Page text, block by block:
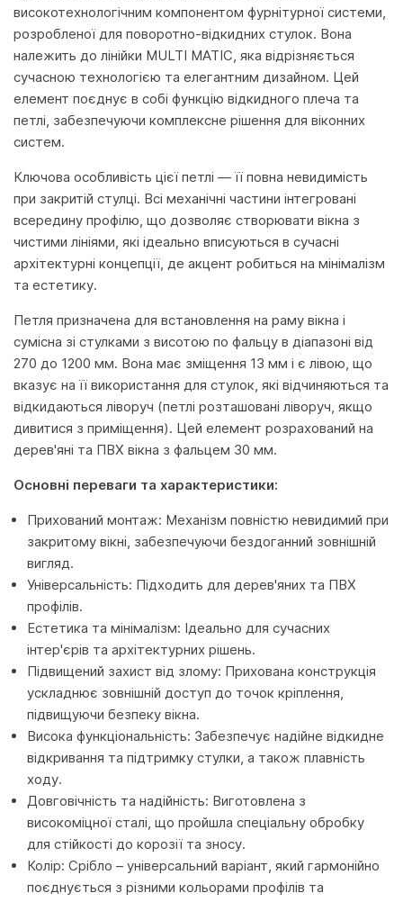
високотехнологічним компонентом фурнітурної системи,
розробленої для поворотно-відкидних стулок. Вона
належить до лінійки MULTI MATIC, яка відрізняється
сучасною технологією та елегантним дизайном. Цей
елемент поєднує в собі функцію відкидного плеча та
петлі, забезпечуючи комплексне рішення для віконних
систем.
Ключова особливість цієї петлі — її повна невидимість
при закритій стулці. Всі механічні частини інтегровані
всередину профілю, що дозволяє створювати вікна з
чистими лініями, які ідеально вписуються в сучасні
архітектурні концепції, де акцент робиться на мінімалізм
та естетику.
Петля призначена для встановлення на раму вікна і
сумісна зі стулками з висотою по фальцу в діапазоні від
270 до 1200 мм. Вона має зміщення 13 мм і є лівою, що
вказує на її використання для стулок, які відчиняються та
відкидаються ліворуч (петлі розташовані ліворуч, якщо
дивитися з приміщення). Цей елемент розрахований на
дерев'яні та ПВХ вікна з фальцем 30 мм.
Основні переваги та характеристики:
Прихований монтаж: Механізм повністю невидимий при
закритому вікні, забезпечуючи бездоганний зовнішній
вигляд.
Універсальність: Підходить для дерев'яних та ПВХ
профілів.
Естетика та мінімалізм: Ідеально для сучасних
інтер'єрів та архітектурних рішень.
Підвищений захист від злому: Прихована конструкція
ускладнює зовнішній доступ до точок кріплення,
підвищуючи безпеку вікна.
Висока функціональність: Забезпечує надійне відкидне
відкривання та підтримку стулки, а також плавність
ходу.
Довговічність та надійність: Виготовлена з
високоміцної сталі, що пройшла спеціальну обробку
для стійкості до корозії та зносу.
Колір: Срібло – універсальний варіант, який гармонійно
поєднується з різними кольорами профілів та